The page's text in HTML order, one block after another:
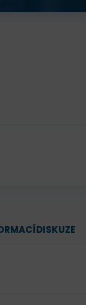
DISKUZE